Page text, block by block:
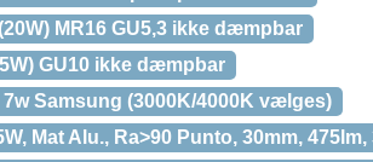
MR16 GU5,3 ikke dæmpbar
GU10 ikke dæmpbar
7w Samsung (3000K/4000K vælges)
Mat Alu., Ra>90 Punto, 30mm, 475lm,